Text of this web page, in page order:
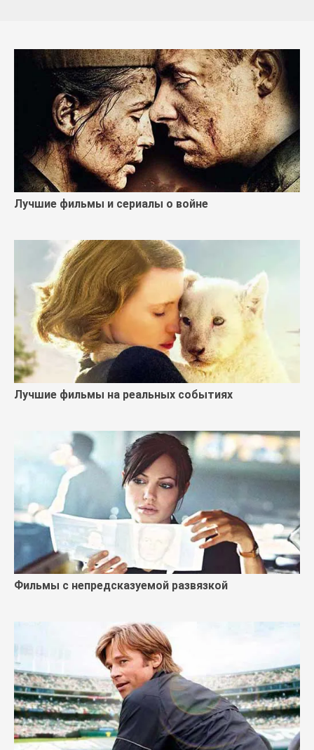
Лучшие фильмы и сериалы о войне
Лучшие фильмы на реальных событиях
Фильмы с непредсказуемой развязкой